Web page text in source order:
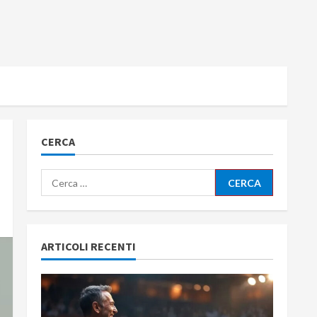
CERCA
Ricerca
per:
ARTICOLI RECENTI